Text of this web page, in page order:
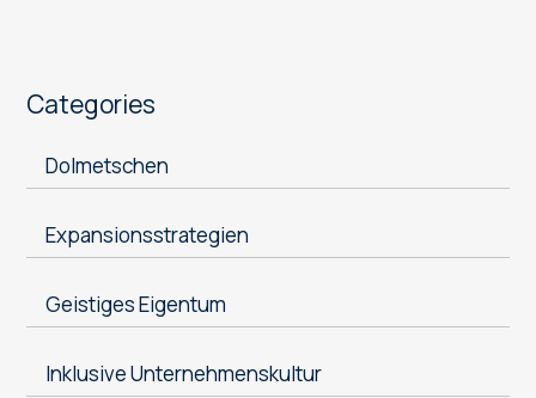
Categories
Dolmetschen
Expansionsstrategien
Geistiges Eigentum
Inklusive Unternehmenskultur